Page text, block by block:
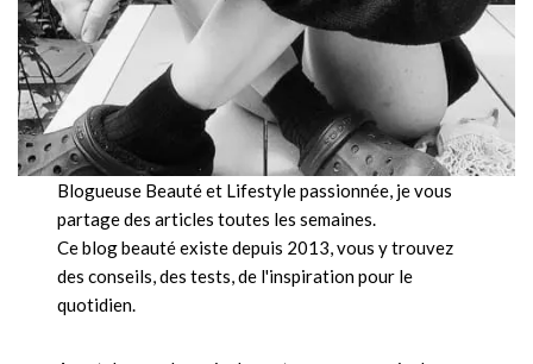
Blogueuse Beauté et Lifestyle passionnée, je vous
partage des articles toutes les semaines.
Ce blog beauté existe depuis 2013, vous y trouvez
des conseils, des tests, de l'inspiration pour le
quotidien.